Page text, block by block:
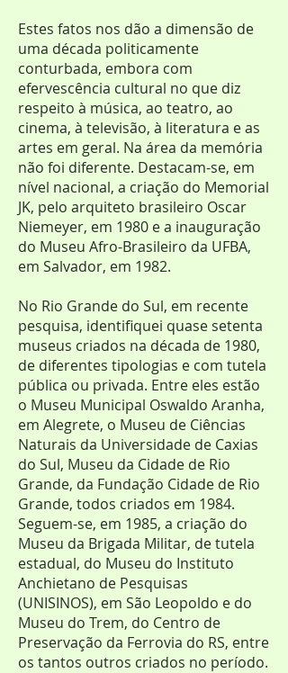
Estes fatos nos dão a dimensão de
uma década politicamente
conturbada, embora com
efervescência cultural no que diz
respeito à música, ao teatro, ao
cinema, à televisão, à literatura e as
artes em geral. Na área da memória
não foi diferente. Destacam-se, em
nível nacional, a criação do Memorial
JK, pelo arquiteto brasileiro Oscar
Niemeyer, em 1980 e a inauguração
do Museu Afro-Brasileiro da UFBA,
em Salvador, em 1982.
No Rio Grande do Sul, em recente
pesquisa, identifiquei quase setenta
museus criados na década de 1980,
de diferentes tipologias e com tutela
pública ou privada. Entre eles estão
o Museu Municipal Oswaldo Aranha,
em Alegrete, o Museu de Ciências
Naturais da Universidade de Caxias
do Sul, Museu da Cidade de Rio
Grande, da Fundação Cidade de Rio
Grande, todos criados em 1984.
Seguem-se, em 1985, a criação do
Museu da Brigada Militar, de tutela
estadual, do Museu do Instituto
Anchietano de Pesquisas
(UNISINOS), em São Leopoldo e do
Museu do Trem, do Centro de
Preservação da Ferrovia do RS, entre
os tantos outros criados no período.